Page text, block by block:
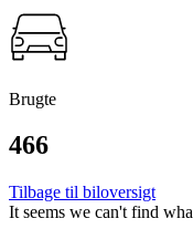
Brugte
466
Tilbage til biloversigt
It seems we can't find